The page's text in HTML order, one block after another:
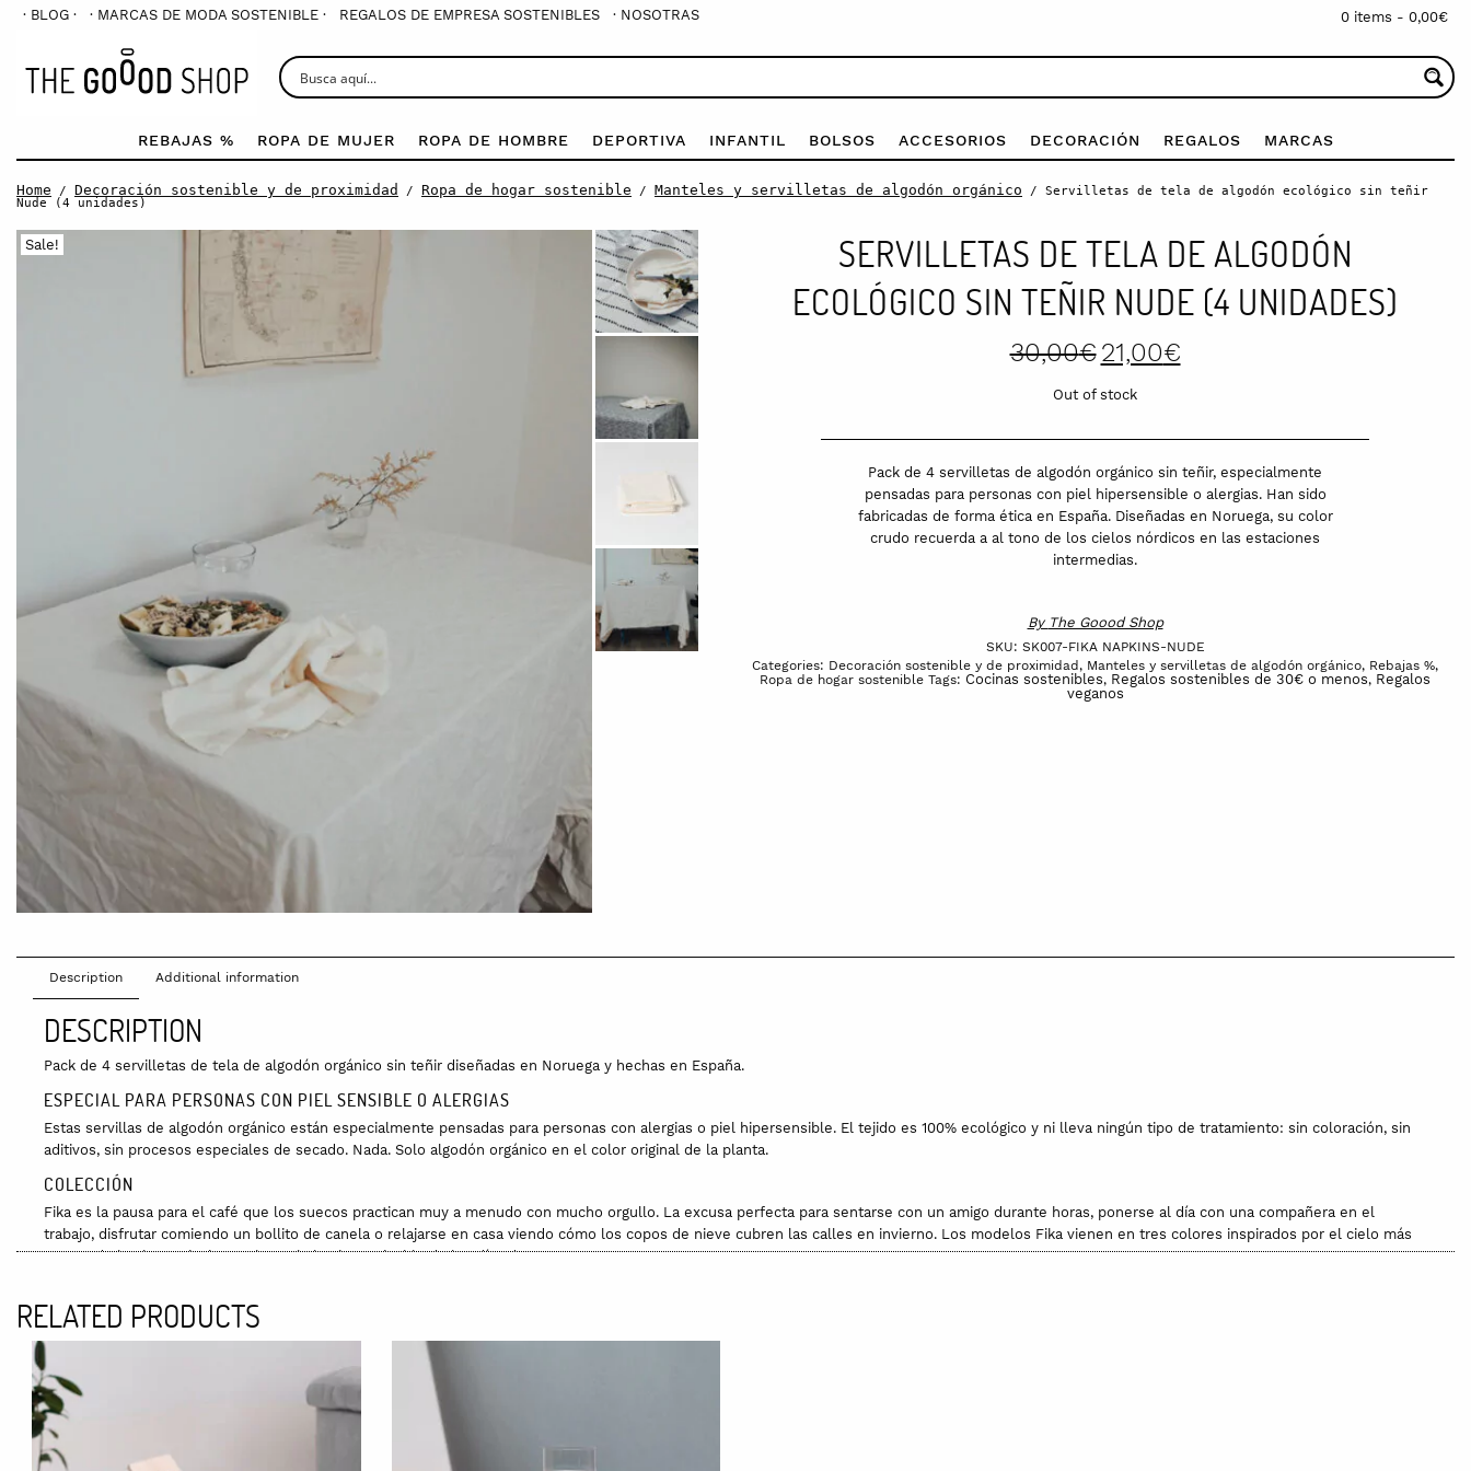
· BLOG · · MARCAS DE MODA SOSTENIBLE · REGALOS DE EMPRESA SOSTENIBLES · NOSOTRAS 0 items - 0,00€
REBAJAS % ROPA DE MUJER ROPA DE HOMBRE DEPORTIVA INFANTIL BOLSOS ACCESORIOS DECORACIÓN REGALOS MARCAS
Home / Decoración sostenible y de proximidad / Ropa de hogar sostenible / Manteles y servilletas de algodón orgánico / Servilletas de tela de algodón ecológico sin teñir
Nude (4 unidades)
Sale!
SERVILLETAS DE TELA DE ALGODÓN
ECOLÓGICO SIN TEÑIR NUDE (4 UNIDADES)
30,00€ Original
price
21,00€price
Out of stock
Pack de 4 servilletas de algodón orgánico sin teñir, especialmente
pensadas para personas con piel hipersensible o alergias. Han sido
fabricadas de forma ética en España. Diseñadas en Noruega, su color
crudo recuerda a al tono de los cielos nórdicos en las estaciones
intermedias.
By The Goood Shop
SKU: SK007-FIKA NAPKINS-NUDE
Categories: Decoración sostenible y de proximidad, Manteles y servilletas de algodón orgánico, Rebajas %,
Ropa de hogar sostenible Tags: Cocinas sostenibles, Regalos sostenibles de 30€ o menos, Regalos
veganos
Description Additional information
DESCRIPTION
Pack de 4 servilletas de tela de algodón orgánico sin teñir diseñadas en Noruega y hechas en España.
ESPECIAL PARA PERSONAS CON PIEL SENSIBLE O ALERGIAS
Estas servillas de algodón orgánico están especialmente pensadas para personas con alergias o piel hipersensible. El tejido es 100% ecológico y ni lleva ningún tipo de tratamiento: sin coloración, sin
aditivos, sin procesos especiales de secado. Nada. Solo algodón orgánico en el color original de la planta.
COLECCIÓN
Fika es la pausa para el café que los suecos practican muy a menudo con mucho orgullo. La excusa perfecta para sentarse con un amigo durante horas, ponerse al día con una compañera en el
trabajo, disfrutar comiendo un bollito de canela o relajarse en casa viendo cómo los copos de nieve cubren las calles en invierno. Los modelos Fika vienen en tres colores inspirados por el cielo más
oscuro de los largos inviernos hasta la luz interminable de los días de verano.
Los manteles, servilletas y cojines de algodón orgánico de Hazia están diseñados en Noruega y fabricados en España. El tejido de toda la ropa de hogar de Hazia es 100% algodón orgánico con
certificado GOTS, que garantiza el cultivo ecológico y condiciones de trabajo dignas en todas las fases de la fabricación. Su trazabilidad es 100% transparente: el algodón orgánico se cultiva en Turquía,
se hila y tiñe con tintes ecológicos en Portugal y se confeccionan todas las piezas en Barcelona. El algodón cuenta además con la garantía
MATERIA PRIMA:
100% algodón orgánico sin teñir con certificado GOTS y garantía OCCGuarantee
MEDIDAS:
RELATED PRODUCTS